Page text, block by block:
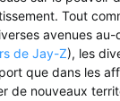
Tout
avenues
de Jay-Z), les
que dans les
de nouveaux